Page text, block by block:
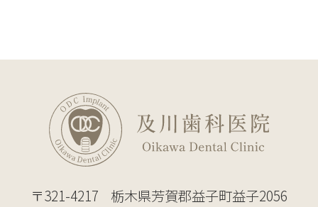
〒321-4217 栃木県芳賀郡益子町益子2056